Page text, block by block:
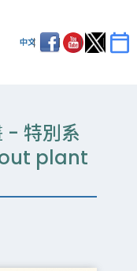
中文
- 特別系
plant